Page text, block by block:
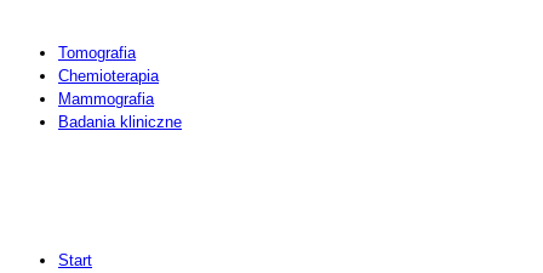
Tomografia
Chemioterapia
Mammografia
Badania kliniczne
Start